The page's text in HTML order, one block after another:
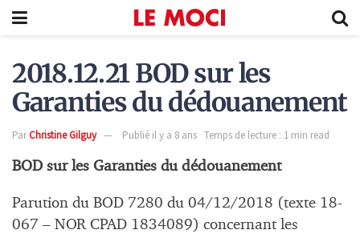
2018.12.21 BOD sur les
Garanties du dédouanement
ParChristine Gilguy Publié il y a 8 ans Temps de lecture : 1 min read
BOD sur les Garanties du dédouanement
Parution du BOD 7280 du 04/12/2018 (texte 18-
067 – NOR CPAD 1834089) concernant les